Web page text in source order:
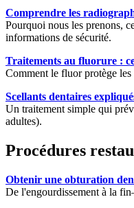
Comprendre les
Pourquoi nous les prenons,
informations de sécurité.
Traitements au fluorure :
Comment le fluor protège
Scellants dentaires
Un traitement simple qui
adultes).
Procédures
Obtenir une obturation
De l'engourdissement à la